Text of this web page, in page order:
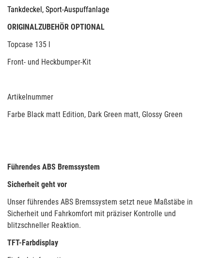
Tankdeckel, Sport-Auspuffanlage
ORIGINALZUBEHÖR OPTIONAL
Topcase 135 l
Front- und Heckbumper-Kit
Artikelnummer
Farbe Black matt Edition, Dark Green matt, Glossy Green
Führendes ABS Bremssystem
Sicherheit geht vor
Unser führendes ABS Bremssystem setzt neue Maßstäbe in
Sicherheit und Fahrkomfort mit präziser Kontrolle und
blitzschneller Reaktion.
TFT-Farbdisplay